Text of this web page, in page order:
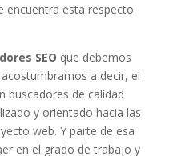
encuentra esta respecto
SEO que debemos
a decir, el
buscadores de calidad
y orientado hacia las
web. Y parte de esa
en el grado de trabajo y